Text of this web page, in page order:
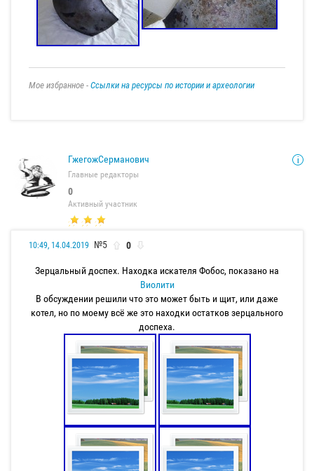
Мое избранное - Ссылки на ресурсы по истории и археологии
ГжегожСерманович
Главные редакторы
0
Активный участник
10:49, 14.04.2019 №5 0
Зерцальный доспех. Находка искателя Фобос, показано на
Виолити
В обсуждении решили что это может быть и щит, или даже
котел, но по моему всё же это находки остатков зерцального
доспеха.